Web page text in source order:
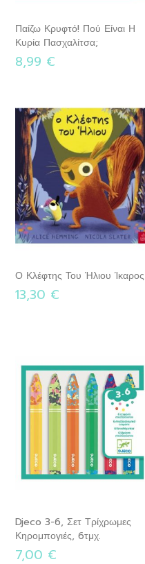
Παίζω Κρυφτό! Πού Είναι Η
Κυρία Πασχαλίτσα;
8,99 €
Ο Κλέφτης Του Ήλιου Ίκαρος
13,30 €
Djeco 3-6, Σετ Τρίχρωμες
Κηρομπογιές, 6τμχ.
7,00 €